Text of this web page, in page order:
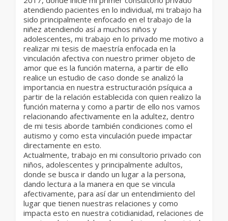
atendiendo pacientes en lo individual, mi trabajo ha
sido principalmente enfocado en el trabajo de la
niñez atendiendo así a muchos niños y
adolescentes, mi trabajo en lo privado me motivo a
realizar mi tesis de maestría enfocada en la
vinculación afectiva con nuestro primer objeto de
amor que es la función materna, a partir de ello
realice un estudio de caso donde se analizó la
importancia en nuestra estructuración psíquica a
partir de la relación establecida con quien realizo la
función materna y como a partir de ello nos vamos
relacionando afectivamente en la adultez, dentro
de mi tesis aborde también condiciones como el
autismo y como esta vinculación puede impactar
directamente en esto.
Actualmente, trabajo en mi consultorio privado con
niños, adolescentes y principalmente adultos,
donde se busca ir dando un lugar a la persona,
dando lectura a la manera en que se vincula
afectivamente, para así dar un entendimiento del
lugar que tienen nuestras relaciones y como
impacta esto en nuestra cotidianidad, relaciones de